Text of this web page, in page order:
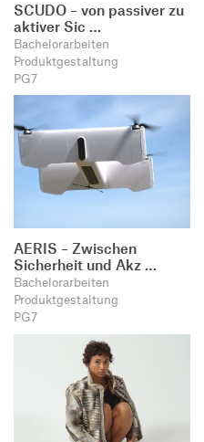
SCUDO – von passiver zu
aktiver Sic …
Bachelorarbeiten
Produktgestaltung
PG7
AERIS – Zwischen
Sicherheit und Akz …
Bachelorarbeiten
Produktgestaltung
PG7